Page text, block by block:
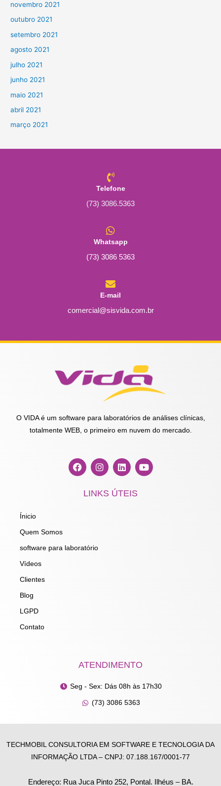
novembro 2021
outubro 2021
setembro 2021
agosto 2021
julho 2021
junho 2021
maio 2021
abril 2021
março 2021
Telefone
(73) 3086.5363
Whatsapp
(73) 3086 5363
E-mail
comercial@sisvida.com.br
O VIDA é um software para laboratórios de análises clínicas,
totalmente WEB, o primeiro em nuvem do mercado.
F
a
I
n
t
a
L
i
k
e
Y
o
LINKS ÚTEIS
Ínicio
Quem Somos
software para laboratório
Vídeos
Clientes
Blog
LGPD
Contato
ATENDIMENTO
Seg - Sex: Dás 08h às 17h30
(73) 3086 5363
TECHMOBIL CONSULTORIA EM SOFTWARE E TECNOLOGIA DA
INFORMAÇÃO LTDA – CNPJ: 07.188.167/0001-77
Endereço: Rua Juca Pinto 252, Pontal. Ilhéus – BA.